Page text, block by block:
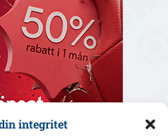
integritet